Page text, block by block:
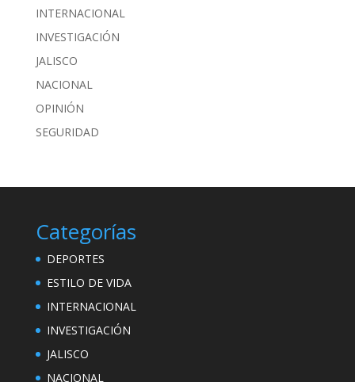
INTERNACIONAL
INVESTIGACIÓN
JALISCO
NACIONAL
OPINIÓN
SEGURIDAD
Categorías
DEPORTES
ESTILO DE VIDA
INTERNACIONAL
INVESTIGACIÓN
JALISCO
NACIONAL